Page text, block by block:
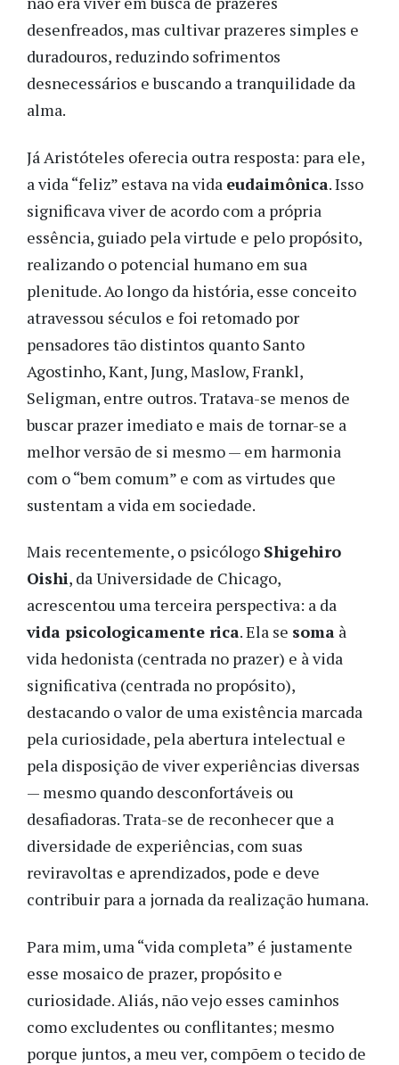
desenfreados, mas cultivar prazeres simples e
duradouros, reduzindo sofrimentos
desnecessários e buscando a tranquilidade da
alma.
Já Aristóteles oferecia outra resposta: para ele,
a vida “feliz” estava na vida eudaimônica. Isso
significava viver de acordo com a própria
essência, guiado pela virtude e pelo propósito,
realizando o potencial humano em sua
plenitude. Ao longo da história, esse conceito
atravessou séculos e foi retomado por
pensadores tão distintos quanto Santo
Agostinho, Kant, Jung, Maslow, Frankl,
Seligman, entre outros. Tratava-se menos de
buscar prazer imediato e mais de tornar-se a
melhor versão de si mesmo — em harmonia
com o “bem comum” e com as virtudes que
sustentam a vida em sociedade.
Mais recentemente, o psicólogo Shigehiro
Oishi, da Universidade de Chicago,
acrescentou uma terceira perspectiva: a da
vida psicologicamente rica. Ela se soma à
vida hedonista (centrada no prazer) e à vida
significativa (centrada no propósito),
destacando o valor de uma existência marcada
pela curiosidade, pela abertura intelectual e
pela disposição de viver experiências diversas
— mesmo quando desconfortáveis ou
desafiadoras. Trata-se de reconhecer que a
diversidade de experiências, com suas
reviravoltas e aprendizados, pode e deve
contribuir para a jornada da realização humana.
Para mim, uma “vida completa” é justamente
esse mosaico de prazer, propósito e
curiosidade. Aliás, não vejo esses caminhos
como excludentes ou conflitantes; mesmo
porque juntos, a meu ver, compõem o tecido de